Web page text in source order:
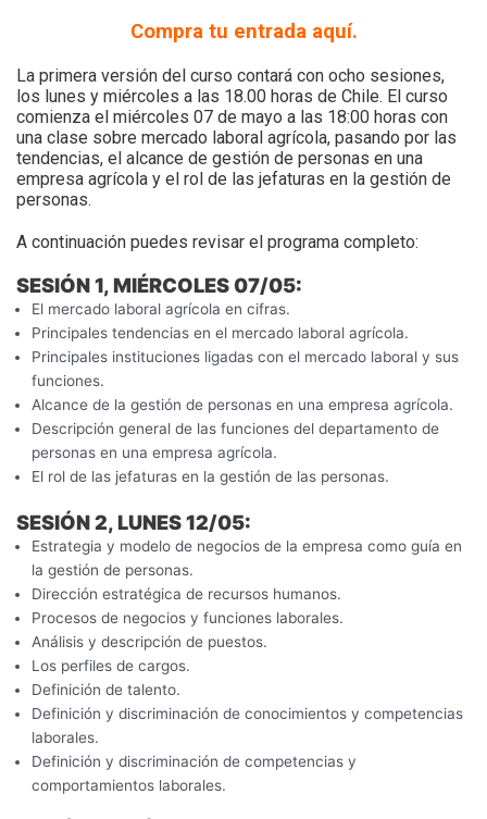
Compra tu entrada aquí.
La primera versión del curso contará con ocho sesiones,
los lunes y miércoles a las 18.00 horas de Chile. El curso
comienza el miércoles 07 de mayo a las 18:00 horas con
una clase sobre mercado laboral agrícola, pasando por las
tendencias, el alcance de gestión de personas en una
empresa agrícola y el rol de las jefaturas en la gestión de
personas.
A continuación puedes revisar el programa completo:
SESIÓN 1, MIÉRCOLES 07/05:
El mercado laboral agrícola en cifras.
Principales tendencias en el mercado laboral agrícola.
Principales instituciones ligadas con el mercado laboral y sus
funciones.
Alcance de la gestión de personas en una empresa agrícola.
Descripción general de las funciones del departamento de
personas en una empresa agrícola.
El rol de las jefaturas en la gestión de las personas.
SESIÓN 2, LUNES 12/05:
Estrategia y modelo de negocios de la empresa como guía en
la gestión de personas.
Dirección estratégica de recursos humanos.
Procesos de negocios y funciones laborales.
Análisis y descripción de puestos.
Los perfiles de cargos.
Definición de talento.
Definición y discriminación de conocimientos y competencias
laborales.
Definición y discriminación de competencias y
comportamientos laborales.